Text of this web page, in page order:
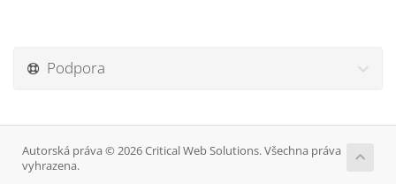
Podpora
Autorská práva © 2026 Critical Web Solutions. Všechna práva
vyhrazena.